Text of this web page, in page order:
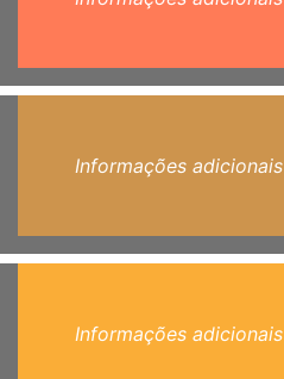
Informações adicionais
Informações adicionais